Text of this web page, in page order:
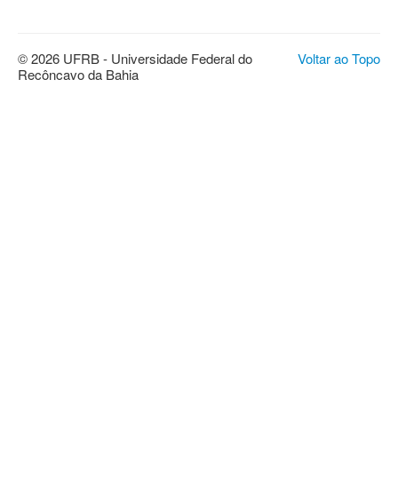
Voltar ao Topo
© 2026 UFRB - Universidade Federal do
Recôncavo da Bahia